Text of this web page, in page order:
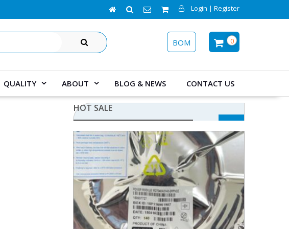
Login | Register
SEARCH
0
BOM
QUALITY ABOUT BLOG & NEWS CONTACT US
HOT SALE